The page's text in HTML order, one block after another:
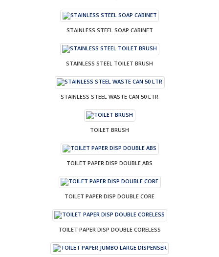
STAINLESS STEEL SOAP CABINET
STAINLESS STEEL TOILET BRUSH
STAINLESS STEEL WASTE CAN 50 LTR
TOILET BRUSH
TOILET PAPER DISP DOUBLE ABS
TOILET PAPER DISP DOUBLE CORE
TOILET PAPER DISP DOUBLE CORELESS